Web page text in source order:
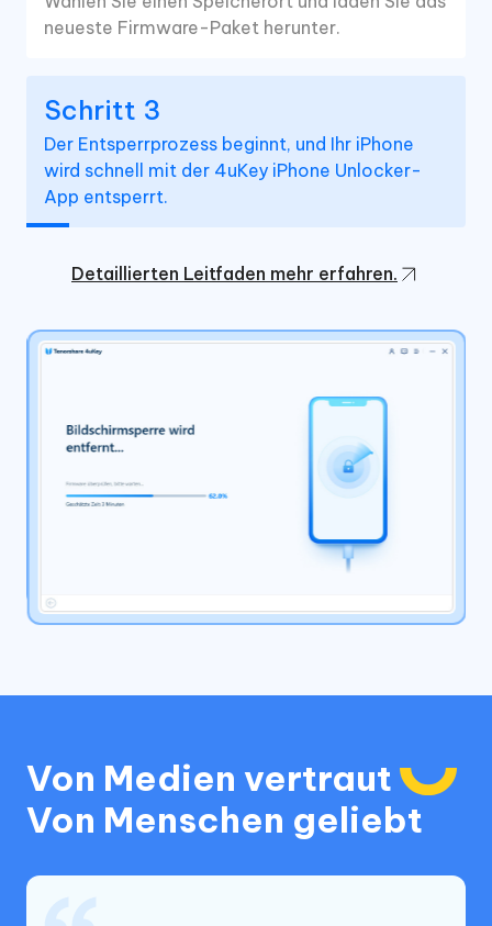
neueste Firmware-Paket herunter.
Schritt 3
Der Entsperrprozess beginnt, und Ihr iPhone
wird schnell mit der 4uKey iPhone Unlocker-
App entsperrt.
Detaillierten Leitfaden mehr erfahren.
Von Medien vertraut
Von Menschen geliebt